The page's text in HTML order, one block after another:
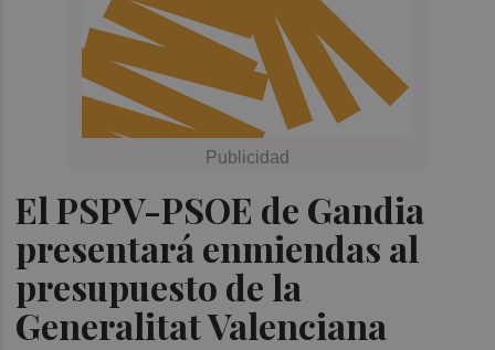
El PSPV-PSOE de Gandia
presentará enmiendas al
presupuesto de la
Generalitat Valenciana